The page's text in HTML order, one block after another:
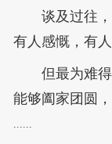
谈及过往
有人感慨，有
但最为难
能够阖家团圆
......